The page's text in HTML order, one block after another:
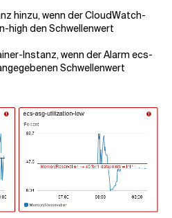
hinzu, wenn der CloudWatch-
high den Schwellenwert
Instanz, wenn der Alarm ecs-
Schwellenwert